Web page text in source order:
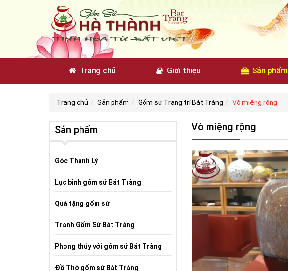
Trang chủ Giới thiệu Sản phẩm
Trang chủ Sản phẩm Gốm sứ Trang trí Bát Tràng Vò miệng rộng
Vò miệng rộng
Sản phẩm
Góc Thanh Lý
Lục bình gốm sứ Bát Tràng
Quà tặng gốm sứ
Tranh Gốm Sứ Bát Tràng
Phong thủy với gốm sứ Bát Tràng
Đồ Thờ gốm sứ Bát Tràng